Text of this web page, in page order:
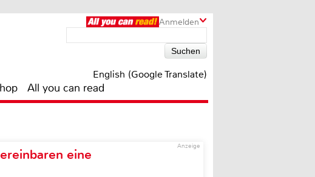
Anmelden
English (Google Translate)
All you can read
Anzeige
eine